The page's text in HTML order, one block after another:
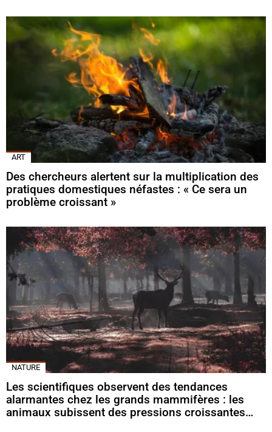
ART
Des chercheurs alertent sur la multiplication des
pratiques domestiques néfastes : « Ce sera un
problème croissant »
NATURE
Les scientifiques observent des tendances
alarmantes chez les grands mammifères : les
animaux subissent des pressions croissantes…